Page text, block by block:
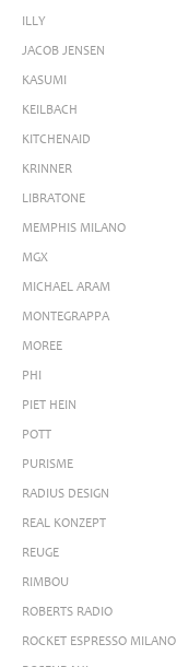
ILLY
JACOB JENSEN
KASUMI
KEILBACH
KITCHENAID
KRINNER
LIBRATONE
MEMPHIS MILANO
MGX
MICHAEL ARAM
MONTEGRAPPA
MOREE
PHI
PIET HEIN
POTT
PURISME
RADIUS DESIGN
REAL KONZEPT
REUGE
RIMBOU
ROBERTS RADIO
ROCKET ESPRESSO MILANO